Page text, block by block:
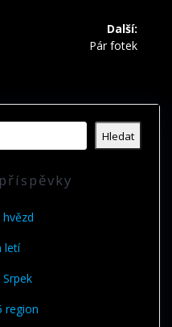
Další:
Další
Pár fotek
Hledat
letí
region